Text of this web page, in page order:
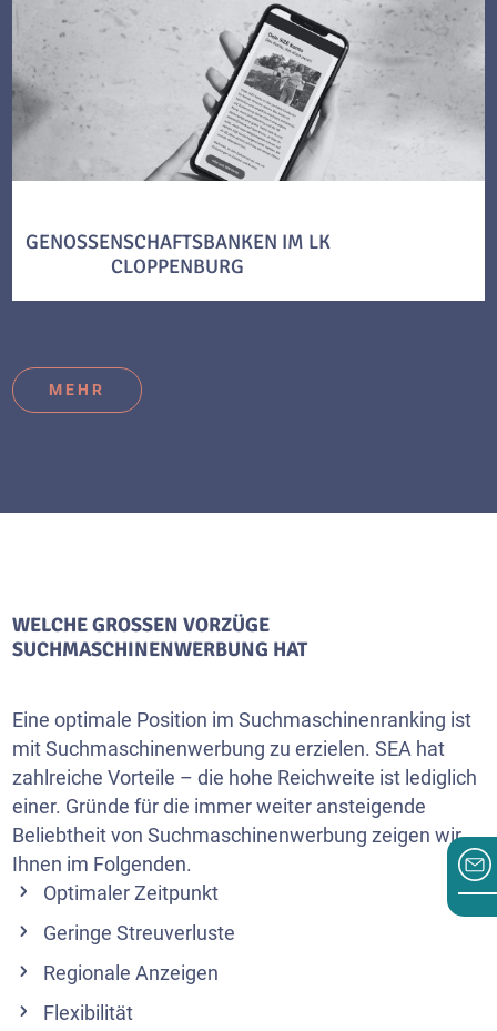
GENOSSENSCHAFTSBANKEN IM LK
CLOPPENBURG
MEHR
WELCHE GROSSEN VORZÜGE S
UCHMASCHINENWERBUNG HAT
Eine optimale Position im Suchmaschinenranking ist
mit Suchmaschinenwerbung zu erzielen. SEA hat
zahlreiche Vorteile – die hohe Reichweite ist lediglich
einer. Gründe für die immer weiter ansteigende
Beliebtheit von Suchmaschinenwerbung zeigen wir
Ihnen im Folgenden.
Optimaler Zeitpunkt
Geringe Streuverluste
Regionale Anzeigen
Flexibilität